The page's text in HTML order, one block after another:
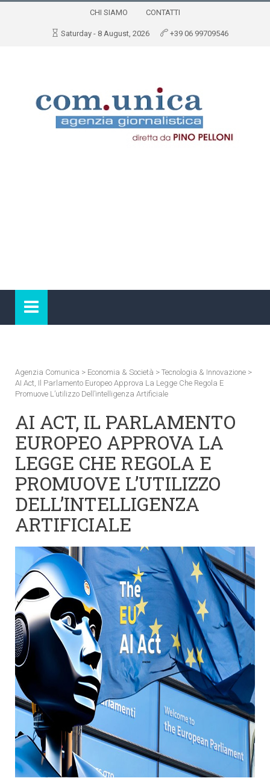
CHI SIAMO CONTATTI
Saturday - 8 August, 2026 +39 06 99709546
Agenzia Comunica > Economia & Società > Tecnologia & Innovazione >
AI Act, Il Parlamento Europeo Approva La Legge Che Regola E
Promuove L’utilizzo Dell’intelligenza Artificiale
AI ACT, IL PARLAMENTO
EUROPEO APPROVA LA
LEGGE CHE REGOLA E
PROMUOVE L’UTILIZZO
DELL’INTELLIGENZA
ARTIFICIALE